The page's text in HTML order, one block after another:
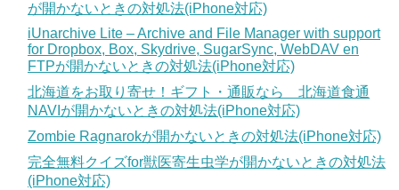
が開かないときの対処法(iPhone対応)
iUnarchive Lite – Archive and File Manager with support
for Dropbox, Box, Skydrive, SugarSync, WebDAV en
FTPが開かないときの対処法(iPhone対応)
北海道をお取り寄せ！ギフト・通販なら 北海道食通
NAVIが開かないときの対処法(iPhone対応)
Zombie Ragnarokが開かないときの対処法(iPhone対応)
完全無料クイズfor獣医寄生虫学が開かないときの対処法
(iPhone対応)